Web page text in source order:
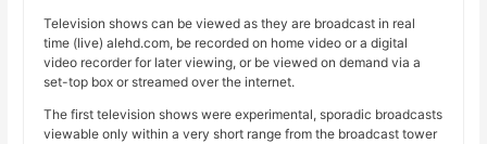
Television shows can be viewed as they are broadcast in real
time (live) alehd.com, be recorded on home video or a digital
video recorder for later viewing, or be viewed on demand via a
set-top box or streamed over the internet.
The first television shows were experimental, sporadic broadcasts
viewable only within a very short range from the broadcast tower